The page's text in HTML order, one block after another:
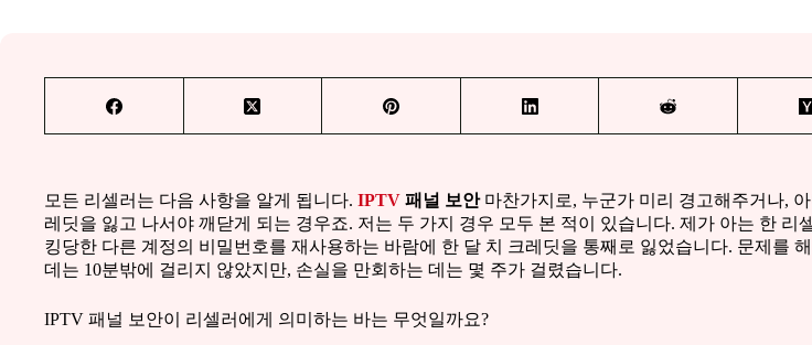
모든 리셀러는 다음 사항을 알게 됩니다. IPTV 패널 보안마찬가지로, 누군가 미리 경고해주거나,
레딧을 잃고 나서야 깨닫게 되는 경우죠. 저는 두 가지 경우 모두 본 적이 있습니다. 제가 아는 한 리
킹당한 다른 계정의 비밀번호를 재사용하는 바람에 한 달 치 크레딧을 통째로 잃었습니다. 문제를
데는 10분밖에 걸리지 않았지만, 손실을 만회하는 데는 몇 주가 걸렸습니다.
IPTV 패널 보안이 리셀러에게 의미하는 바는 무엇일까요?